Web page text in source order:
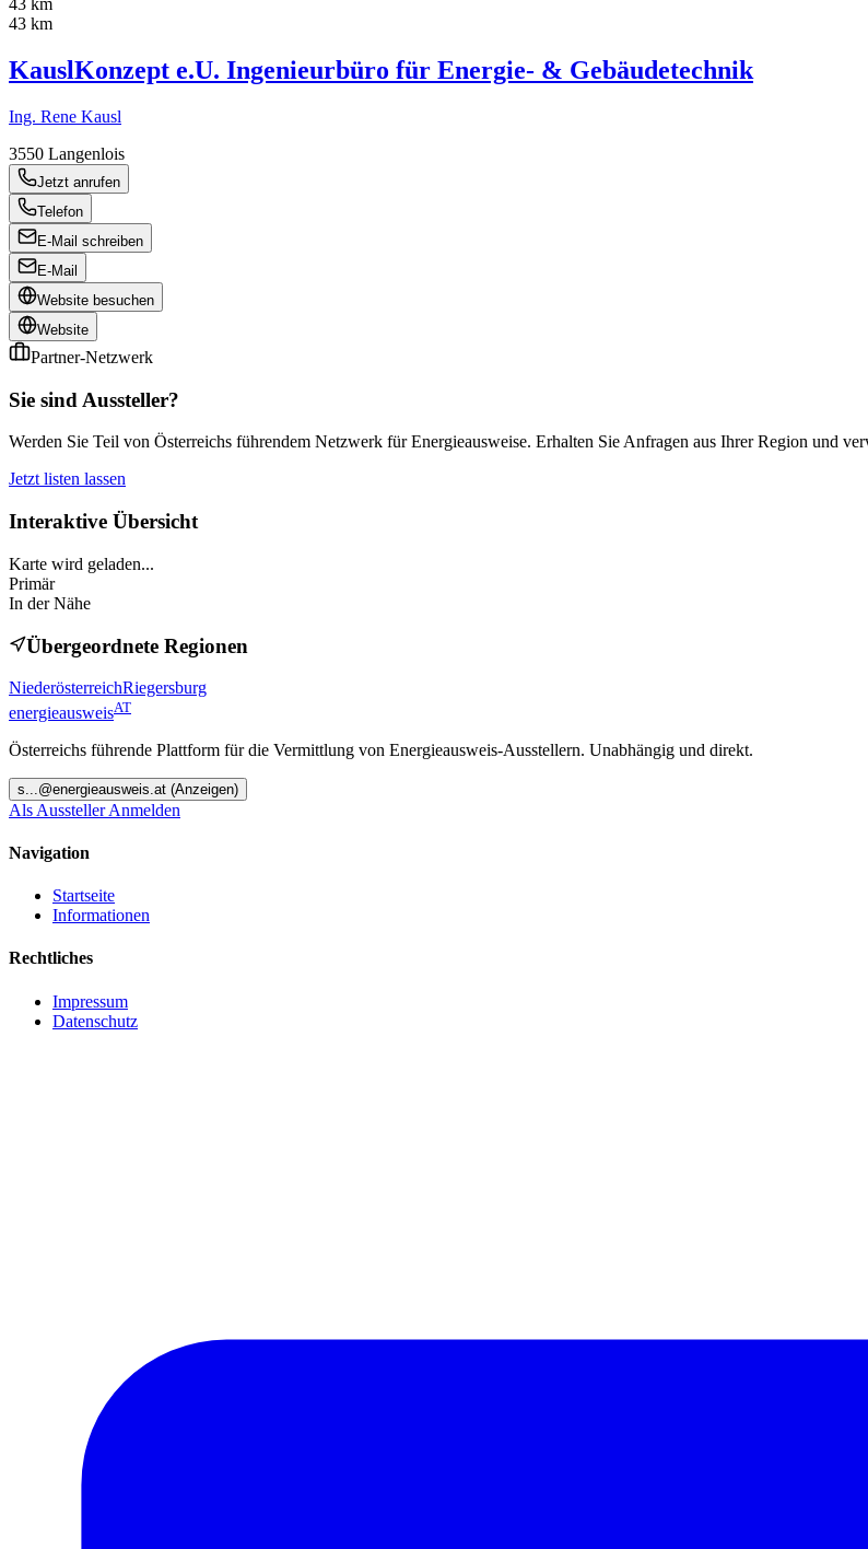
43 km
43 km
KauslKonzept e.U. Ingenieurbüro für Energie- & Gebäudetechnik
Ing. Rene Kausl
3550 Langenlois
Jetzt anrufen
Telefon
E-Mail schreiben
E-Mail
Website besuchen
Website
Partner-Netzwerk
Sie sind Aussteller?
Werden Sie Teil von Österreichs führendem Netzwerk für Energieausweise. Erhalten Sie Anfragen aus Ihrer Region und
Jetzt listen lassen
Interaktive Übersicht
Karte wird geladen...
Primär
In der Nähe
Übergeordnete Regionen
NiederösterreichRiegersburg
energieausweisAT
Österreichs führende Plattform für die Vermittlung von Energieausweis-Ausstellern. Unabhängig und direkt.
s ...@energieausweis.at (Anzeigen)
Als Aussteller Anmelden
Navigation
Startseite
Informationen
Rechtliches
Impressum
Datenschutz